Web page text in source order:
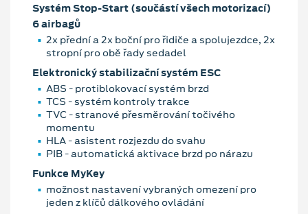
Systém Stop-Start (součástí všech motorizací)
6 airbagů
2x přední a 2x boční pro řidiče a spolujezdce, 2x
stropní pro obě řady sedadel
Elektronický stabilizační systém ESC
ABS - protiblokovací systém brzd
TCS - systém kontroly trakce
TVC - stranové přesměrování točivého
momentu
HLA - asistent rozjezdu do svahu
PIB - automatická aktivace brzd po nárazu
Funkce MyKey
možnost nastavení vybraných omezení pro
jeden z klíčů dálkového ovládání